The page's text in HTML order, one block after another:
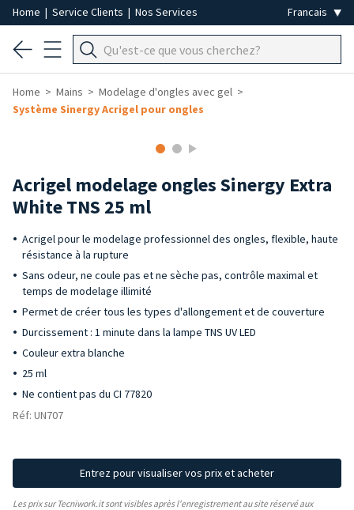
Home | Service Clients | Nos Services
Home Mains
Modelage d'ongles avec gel
Système Sinergy Acrigel pour ongles
Acrigel modelage ongles Sinergy Extra
White TNS 25 ml
Acrigel pour le modelage professionnel des ongles, flexible, haute
résistance à la rupture
Sans odeur, ne coule pas et ne sèche pas, contrôle maximal et
temps de modelage illimité
Permet de créer tous les types d'allongement et de couverture
Durcissement : 1 minute dans la lampe TNS UV LED
Couleur extra blanche
25 ml
Ne contient pas du CI 77820
Réf: UN707
Entrez pour visualiser vos prix et acheter
Les prix sur Tecniwork.it sont visibles après l'enregistrement au site réservé aux